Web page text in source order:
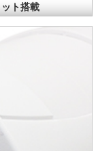
ト搭載